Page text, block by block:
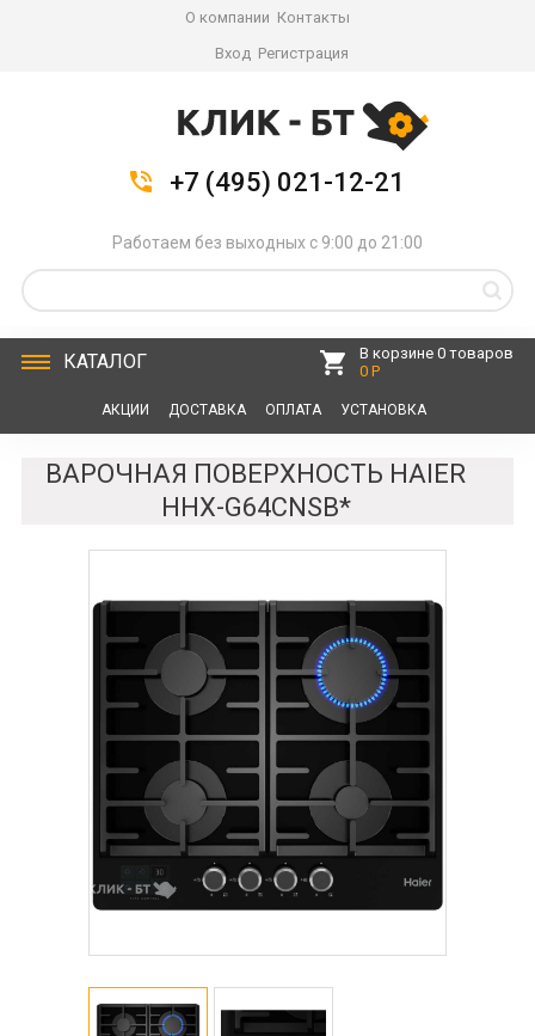
О компании Контакты
Вход Регистрация
+7 (495) 021-12-21
Работаем без выходных с 9:00 до 21:00
КАТАЛОГ
В корзине 0 товаров
0 Р
АКЦИИ ДОСТАВКА ОПЛАТА УСТАНОВКА
ВАРОЧНАЯ ПОВЕРХНОСТЬ HAIER
HHX-G64CNSB*